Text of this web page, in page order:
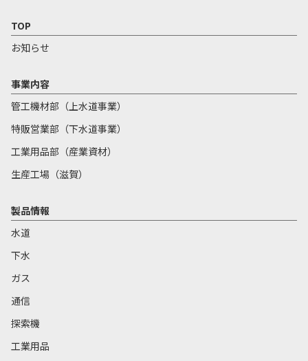
TOP
お知らせ
事業内容
管工機材部（上水道事業）
特販営業部（下水道事業）
工業用品部（産業資材）
生産工場（滋賀）
製品情報
水道
下水
ガス
通信
探索機
工業用品